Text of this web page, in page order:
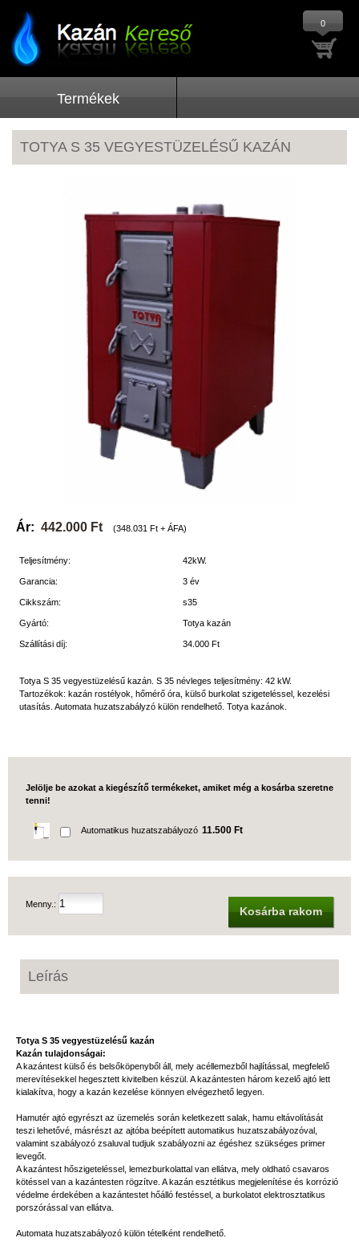
0
Termékek
TOTYA S 35 VEGYESTÜZELÉSŰ KAZÁN
Ár: 442.000 Ft (348.031 Ft + ÁFA)
Teljesítmény: 42kW.
Garancia: 3 év
Cikkszám: s35
Gyártó: Totya kazán
Szállítási díj: 34.000 Ft
Totya S 35 vegyestüzelésű kazán. S 35 névleges teljesítmény: 42 kW.
Tartozékok: kazán rostélyok, hőmérő óra, külső burkolat szigeteléssel, kezelési
utasítás. Automata huzatszabályzó külön rendelhető. Totya kazánok.
Jelölje be azokat a kiegészítő termékeket, amiket még a kosárba szeretne
tenni!
Automatikus huzatszabályozó 11.500 Ft
Menny.:
Kosárba rakom
Leírás
Totya S 35 vegyestüzelésű kazán
Kazán tulajdonságai:
A kazántest külső és belsőköpenyből áll, mely acéllemezből hajlítással, megfelelő
merevítésekkel hegesztett kivitelben készül. A kazántesten három kezelő ajtó lett
kialakítva, hogy a kazán kezelése könnyen elvégezhető legyen.
Hamutér ajtó egyrészt az üzemelés során keletkezett salak, hamu eltávolítását
teszi lehetővé, másrészt az ajtóba beépített automatikus huzatszabályozóval,
valamint szabályozó zsaluval tudjuk szabályozni az égéshez szükséges primer
levegőt.
A kazántest hőszigeteléssel, lemezburkolattal van ellátva, mely oldható csavaros
kötéssel van a kazántesten rögzítve. A kazán esztétikus megjelenítése és korrózió
védelme érdekében a kazántestet hőálló festéssel, a burkolatot elektrosztatikus
porszórással van ellátva.
Automata huzatszabályozó külön tételként rendelhető.